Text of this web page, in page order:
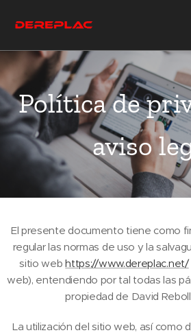
Política de
aviso
El presente documento tiene como
regular las normas de uso y la
sitio webhttps://www.dereplac.net/
web), entendiendo por tal todas las
propiedad de David
La utilización del sitio web, así como